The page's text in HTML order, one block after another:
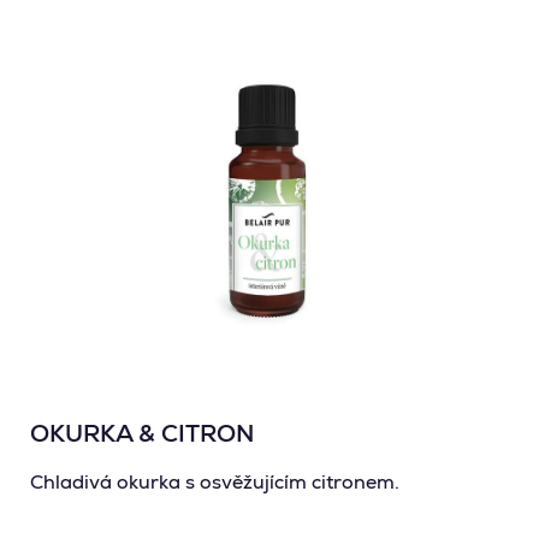
OKURKA & CITRON
Chladivá okurka s osvěžujícím citronem.